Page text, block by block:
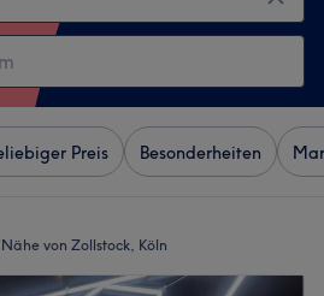
Preis Besonderheiten
von Zollstock, Köln